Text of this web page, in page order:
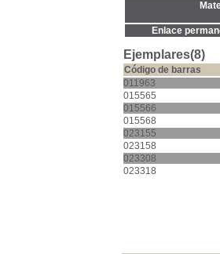
Enlace
Ejemplares(8)
Código de barras
011963
015565
015566
015568
023155
023158
023308
023318